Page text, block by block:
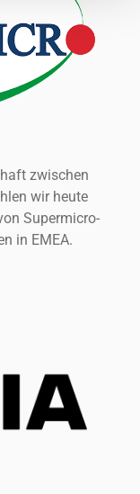
zwischen
wir heute
Supermicro-
in EMEA.